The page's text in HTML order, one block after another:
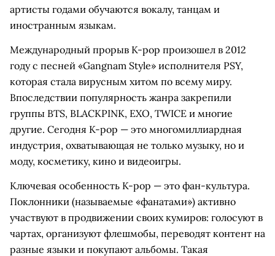
артисты годами обучаются вокалу, танцам и
иностранным языкам.
Международный прорыв K-pop произошел в 2012
году с песней «Gangnam Style» исполнителя PSY,
которая стала вирусным хитом по всему миру.
Впоследствии популярность жанра закрепили
группы BTS, BLACKPINK, EXO, TWICE и многие
другие. Сегодня K-pop — это многомиллиардная
индустрия, охватывающая не только музыку, но и
моду, косметику, кино и видеоигры.
Ключевая особенность K-pop — это фан-культура.
Поклонники (называемые «фанатами») активно
участвуют в продвижении своих кумиров: голосуют в
чартах, организуют флешмобы, переводят контент на
разные языки и покупают альбомы. Такая